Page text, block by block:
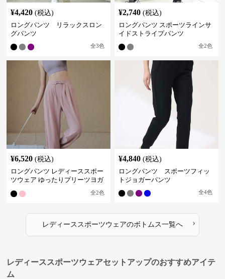
¥4,420 (税込)
ロングパンツ リラックスロン
グパンツ
全3色
¥2,740 (税込)
ロングパンツ スポーツラインサ
イドストライプパンツ
全2色
¥6,520 (税込)
ロングパンツ レディーススポー
ツウェア ゆったりプリーツヨガ
全2色
¥4,840 (税込)
ロングパンツ スポーツフィッ
トジョガーパンツ
全4色
レディーススポーツウェアのボトムス一覧へ ›
レディーススポーツウェアセットアップのおすすめアイテ
ム